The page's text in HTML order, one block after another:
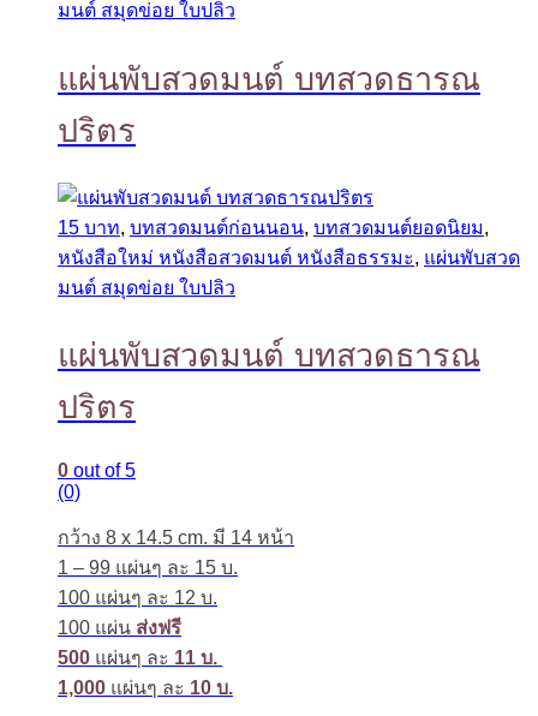
มนต์ สมุดข่อย ใบปลิว
แผ่นพับสวดมนต์ บทสวดธารณ
ปริตร
15 บาท, บทสวดมนต์ก่อนนอน, บทสวดมนต์ยอดนิยม,
หนังสือใหม่ หนังสือสวดมนต์ หนังสือธรรมะ, แผ่นพับสวด
มนต์ สมุดข่อย ใบปลิว
แผ่นพับสวดมนต์ บทสวดธารณ
ปริตร
0 out of 5
(0)
กว้าง 8 x 14.5 cm. มี 14 หน้า
1 – 99 แผ่นๆ ละ 15 บ.
100 แผ่นๆ ละ 12 บ.
100 แผ่น ส่งฟรี
500 แผ่นๆ ละ 11 บ.
1,000 แผ่นๆ ละ 10 บ.